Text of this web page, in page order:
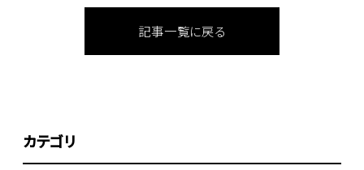
記事一覧に戻る
カテゴリ